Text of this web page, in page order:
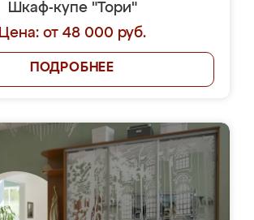
Шкаф-купе "Тори"
Цена: от 48 000 руб.
ПОДРОБНЕЕ